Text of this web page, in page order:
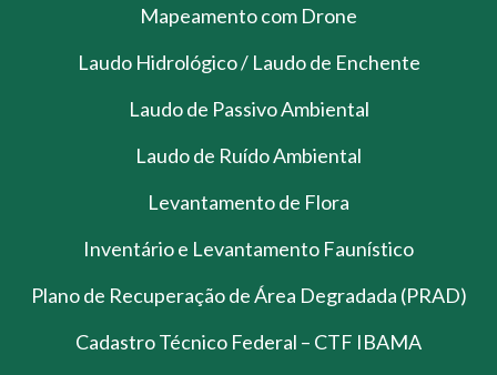
Mapeamento com Drone
Laudo Hidrológico / Laudo de Enchente
Laudo de Passivo Ambiental
Laudo de Ruído Ambiental
Levantamento de Flora
Inventário e Levantamento Faunístico
Plano de Recuperação de Área Degradada (PRAD)
Cadastro Técnico Federal – CTF IBAMA